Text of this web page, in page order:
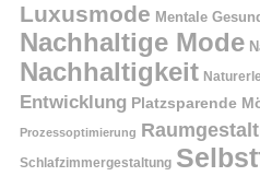
Luxusmode Mentale
Nachhaltige Mode
Nachhaltigkeit
Entwicklung Platzsparende
Prozessoptimierung
Schlafzimmergestaltung